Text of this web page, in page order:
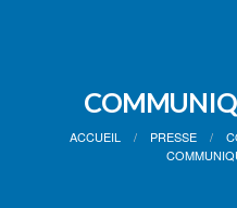
ACCUEIL PRESSE